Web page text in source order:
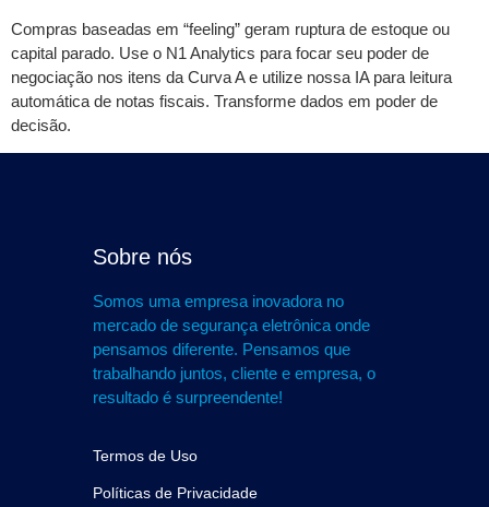
Compras baseadas em “feeling” geram ruptura de estoque ou
capital parado. Use o N1 Analytics para focar seu poder de
negociação nos itens da Curva A e utilize nossa IA para leitura
automática de notas fiscais. Transforme dados em poder de
decisão.
Sobre nós
Somos uma empresa inovadora no
mercado de segurança eletrônica onde
pensamos diferente. Pensamos que
trabalhando juntos, cliente e empresa, o
resultado é surpreendente!
Termos de Uso
Políticas de Privacidade